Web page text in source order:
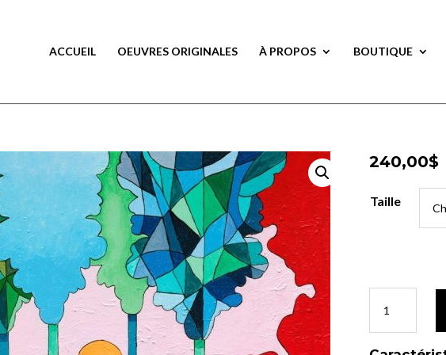
ACCUEIL OEUVRES ORIGINALES À PROPOS BOUTIQUE
240,00$
Taille
Sous
le
240,00$
Taille
quantité